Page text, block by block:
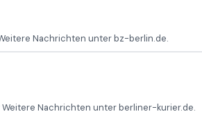
Nachrichten unter bz-berlin.de.
Nachrichten unter berliner-kurier.de.